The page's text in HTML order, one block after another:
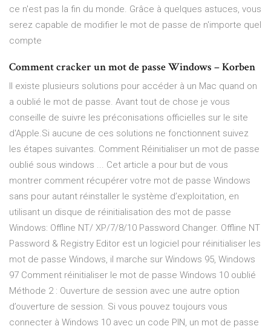
ce n'est pas la fin du monde. Grâce à quelques astuces, vous
serez capable de modifier le mot de passe de n'importe quel
compte
Comment cracker un mot de passe Windows – Korben
Il existe plusieurs solutions pour accéder à un Mac quand on
a oublié le mot de passe. Avant tout de chose je vous
conseille de suivre les préconisations officielles sur le site
d'Apple.Si aucune de ces solutions ne fonctionnent suivez
les étapes suivantes. Comment Réinitialiser un mot de passe
oublié sous windows ... Cet article a pour but de vous
montrer comment récupérer votre mot de passe Windows
sans pour autant réinstaller le système d’exploitation, en
utilisant un disque de réinitialisation des mot de passe
Windows: Offline NT/ XP/7/8/10 Password Changer. Offline NT
Password & Registry Editor est un logiciel pour réinitialiser les
mot de passe Windows, il marche sur Windows 95, Windows
97 Comment réinitialiser le mot de passe Windows 10 oublié
Méthode 2 : Ouverture de session avec une autre option
d’ouverture de session. Si vous pouvez toujours vous
connecter à Windows 10 avec un code PIN, un mot de passe